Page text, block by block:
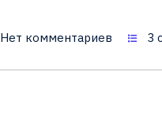
Нет комментариев 3